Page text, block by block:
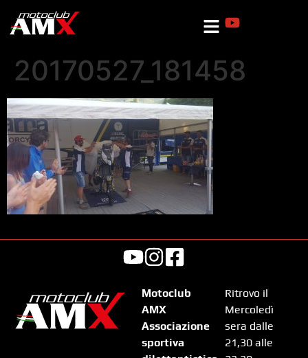
20170527_181458
Motoclub
AMX
Associazione
sportiva
Ritrovo il
Mercoledì
sera dalle
21,30 alle